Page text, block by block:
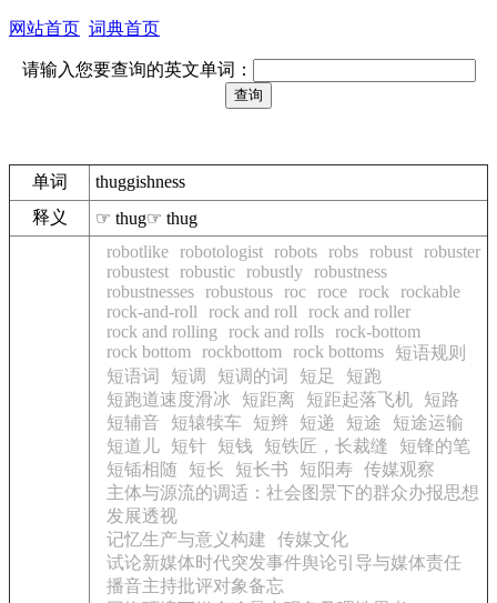
网站首页 词典首页
请输入您要查询的英文单词：
单词
thuggishness
释义
☞ thug☞ thug
robotlike robotologist robots robs robust robuster
robustest robustic robustly robustness
robustnesses robustous roc roce rock
rockable
rock-and-roll
rock and roll
rock and roller
rock and rolling
rock and rolls rock-bottom
rock bottom
rockbottom rock bottoms
短语规则
短语词
短调 短调的词 短足
短跑
短跑道速度滑冰
短距离 短距起落飞机
短路
短辅音
短辕犊车 短辫 短递 短途
短途运输
短道儿
短针 短钱 短铁匠，长裁缝
短锋的笔
短锸相随
短长 短长书 短阳寿
传媒观察
主体与源流的调适：社会图景下的群众办报思想
发展透视
记忆生产与意义构建
传媒文化
试论新媒体时代突发事件舆论引导与媒体责任
播音主持批评对象备忘